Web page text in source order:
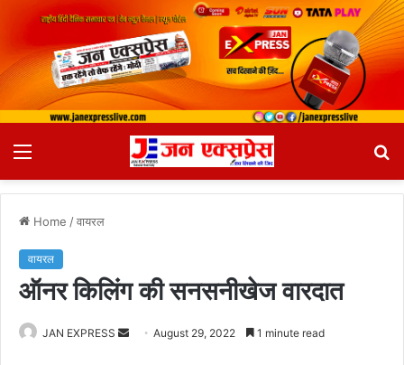
Home /वायरल
वायरल
ऑनर किलिंग की सनसनीखेज वारदात
JAN EXPRESS August 29, 2022 1 minute read